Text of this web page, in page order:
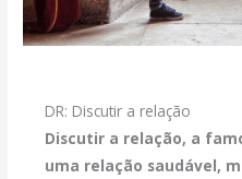
DR: Discutir a relação
Discutir a relação, a
uma relação saudável,